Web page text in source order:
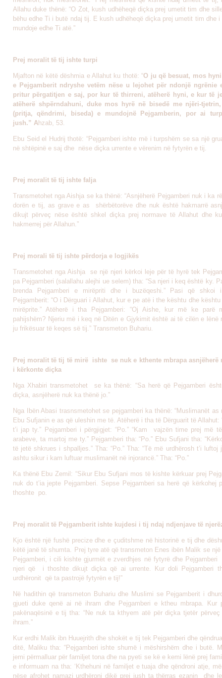
Allahu duke thënë: “O Zot, kush udhëheqë diçka prej umetit tim dhe
bëhu edhe Ti i butë ndaj tij. E kush udhëheqë diçka prej umetit tim dhe i
mundoje edhe Ti atë.”
Prej moralit të tij ishte turpi
Mjafton në këtë dëshmia e Allahut ku thotë: “O ju që besuat, mos
e Pejgamberit ndryshe vetëm nëse u lejohet për ndonjë ngrënie
pritur përgatitjen e saj, por kur të thirreni, atëherë hyni, e kur të
atëherë shpërndahuni, duke mos hyrë në bisedë me njëri-
(pritja, qëndrimi, biseda) e mundojnë Pejgamberin, por ai
jush.” Ahzab, 53.
Ebu Seid el Hudrij thotë: “Pejgamberi ishte më i turpshëm se sa një
në shtëpinë e saj dhe nëse diçka urrente e vërenim në fytyrën e tij.
Prej moralit të tij ishte falja
Transmetohet nga Aishja se ka thënë: “Asnjëherë Pejgamberi nuk i ka
dorën e tij, as grave e as shërbëtorëve dhe nuk është hakmarrë
dikujt përveç nëse është shkel diçka prej normave të Allahut dhe
hakmerrej për Allahun.”
Prej morali të tij ishte përdorja e logjikës
Transmetohet nga Aishja se një njeri kërkoi leje për të hyrë tek
pa Pejgamberi (salallahu alejhi ue selem) tha: “Sa njeri i keq është ky.
brenda Pejgamberi e mirëpriti dhe i buzëqeshi.” Pasi që shkoi
Pejgamberit: “O i Dërguari i Allahut, kur e pe atë i the kështu dhe
mirëprite.” Atëherë i tha Pejgamberi: “Oj Aishe, kur më ke parë
pahijshëm? Njeriu më i keq në Ditën e Gjykimit është ai të cilën e lënë
ju frikësuar të keqes së tij.” Transmeton Buhariu.
Prej moralit të tij të mirë ishte se nuk e kthente mbrapa asnjëherë
i kërkonte diçka
Nga Xhabiri transmetohet se ka thënë: “Sa herë që Pejgamberi
diçka, asnjëherë nuk ka thënë jo.”
Nga Ibën Abasi trasnsmetohet se pejgamberi ka thënë: “Muslimanët as
Ebu Sufjanin e as që uleshin me të. Atëherë i tha të Dërguarit të Allahut:
t’i jap ty.” Pejgamberi i përgjigjet: “Po.” “Kam vajzën time prej më
arabeve, ta martoj me ty.” Pejgamberi tha: “Po.” Ebu Sufjani tha:
të jetë shkrues i shpalljes.” Tha: “Po.” Tha: “Të më urdhërosh t’i luftoj
ashtu sikur i kam luftuar muslimanët në injorancë.” Tha: “Po.”
Ka thënë Ebu Zemil: “Sikur Ebu Sufjani mos të kishte kërkuar prej
nuk do t’ia jepte Pejgamberi. Sepse Pejgamberi sa herë që kërkohej
thoshte po.
Prej moralit të Pejgamberit ishte kujdesi i tij ndaj ndjenjave të
Kjo është një fushë precize dhe e çuditshme në historinë e tij dhe
këtë janë të shumta. Prej tyre atë që transmeton Enes ibën Malik se
Pejgamberi, i cili kishte gjurmët e zverdhjes në fytyrë dhe Pejgamberi
njeri që i thoshte dikujt diçka që ai urrente. Kur doli Pejgamberi
urdhëronit që ta pastrojë fytyrën e tij!”
Në hadithin që transmeton Buhariu dhe Muslimi se Pejgamberit i
gjueti duke qenë ai në ihram dhe Pejgamberi e ktheu mbrapa. Kur
pakënaqësinë e tij tha: “Ne nuk ta kthyem atë për diçka tjetër
ihram.”
Kur erdhi Malik ibn Huuejrith dhe shokët e tij tek Pejgamberi dhe
ditë, Maliku tha: “Pejgamberi ishte shumë i mëshirshëm dhe i butë.
jemi përmalluar për familjet tona dhe na pyeti se kë e kemi lënë prej
e informuam na tha: ‘Kthehuni në familjet e tuaja dhe qëndroni atje,
nëse afrohet namazi urdhëroni dikë prej jush ta thërras ezanin dhe